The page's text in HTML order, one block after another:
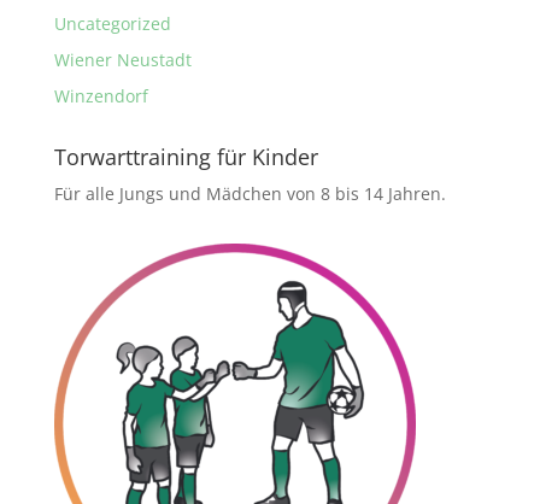
Uncategorized
Wiener Neustadt
Winzendorf
Torwarttraining für Kinder
Für alle Jungs und Mädchen von 8 bis 14 Jahren.